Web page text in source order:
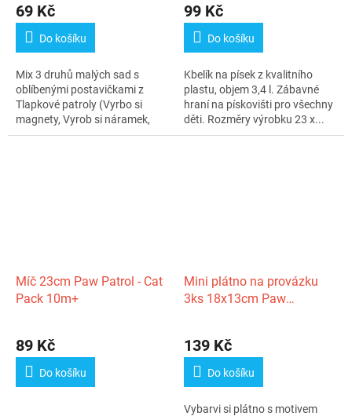
69 Kč
Do košíku
Mix 3 druhů malých sad s
oblíbenými postavičkami z
Tlapkové patroly (Vyrbo si
magnety, Vyrob si náramek,
Vyrob si...
99 Kč
Do košíku
Kbelík na písek z kvalitního
plastu, objem 3,4 l. Zábavné
hraní na pískovišti pro všechny
děti. Rozměry výrobku 23 x...
Míč 23cm Paw Patrol - Cat
Pack 10m+
89 Kč
Do košíku
Mini plátno na provázku
3ks 18x13cm Paw
139 Kč
Do košíku
Vybarvi si plátno s motivem